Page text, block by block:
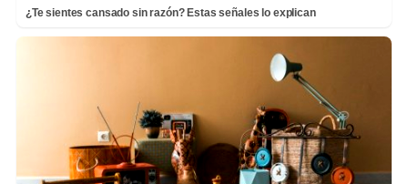
¿Te sientes cansado sin razón? Estas señales lo explican